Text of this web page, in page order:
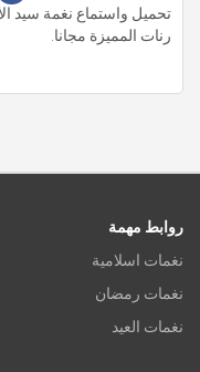
رنات المميزة مجانا.
روابط مهمة
نغمات اسلامية
نغمات رمضان
نغمات العيد